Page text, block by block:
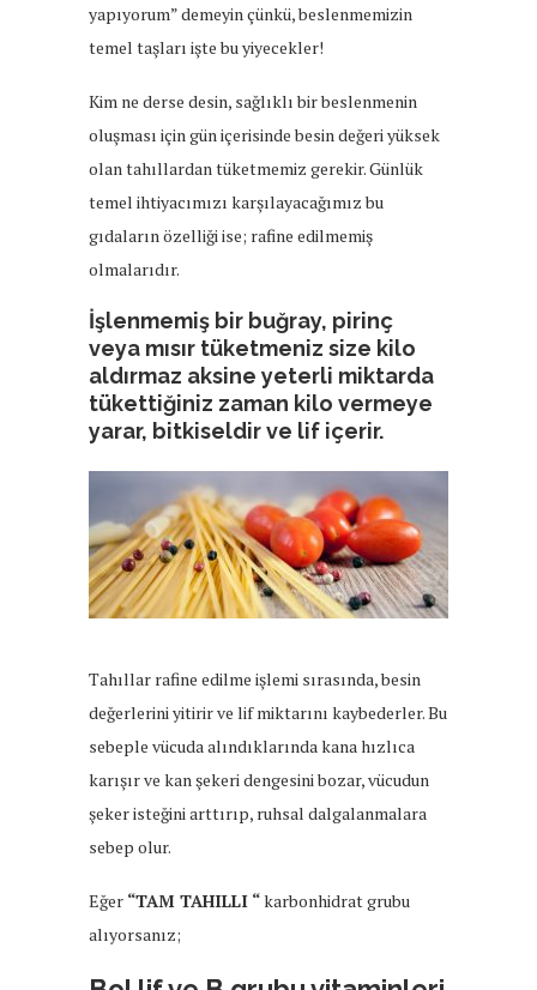
yapıyorum” demeyin çünkü, beslenmemizin
temel taşları işte bu yiyecekler!
Kim ne derse desin, sağlıklı bir beslenmenin
oluşması için gün içerisinde besin değeri yüksek
olan tahıllardan tüketmemiz gerekir. Günlük
temel ihtiyacımızı karşılayacağımız bu
gıdaların özelliği ise; rafine edilmemiş
olmalarıdır.
İşlenmemiş bir buğray, pirinç
veya mısır tüketmeniz size kilo
aldırmaz aksine yeterli miktarda
tükettiğiniz zaman kilo vermeye
yarar, bitkiseldir ve lif içerir.
Tahıllar rafine edilme işlemi sırasında, besin
değerlerini yitirir ve lif miktarını kaybederler. Bu
sebeple vücuda alındıklarında kana hızlıca
karışır ve kan şekeri dengesini bozar, vücudun
şeker isteğini arttırıp, ruhsal dalgalanmalara
sebep olur.
Eğer “TAM TAHILLI “karbonhidrat grubu
alıyorsanız;